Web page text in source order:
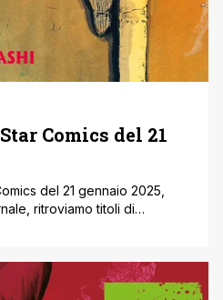
Comics del 21
del 21 gennaio 2025,
ritroviamo titoli di
di Blasfamous di Mirka
della riproposta di classici